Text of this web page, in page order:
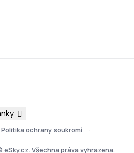
Politika ochrany soukromí
Všechna práva vyhrazena.